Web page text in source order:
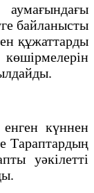
байланысты
құжаттарды
күннен
Тараптардың
уәкілетті